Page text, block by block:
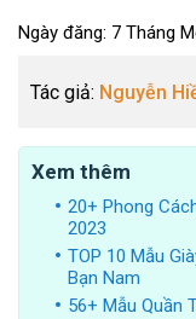
Không Làm Hư
Ngày đăng: 7 Tháng
Tác giả: Nguyễn
Xem thêm
20+ Phong
2023
TOP 10 Mẫu
Bạn Nam
56+ Mẫu Quần